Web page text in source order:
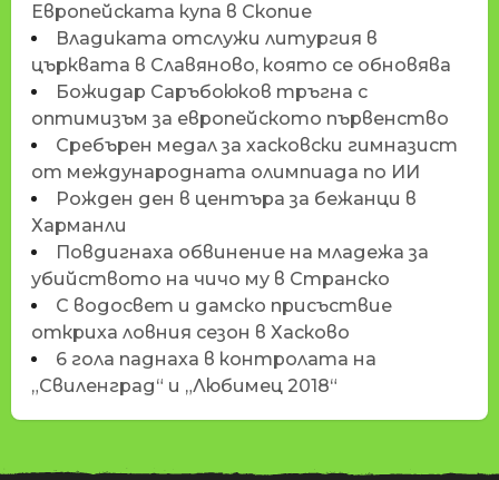
Европейската купа в Скопие
Владиката отслужи литургия в
църквата в Славяново, която се обновява
Божидар Саръбоюков тръгна с
оптимизъм за европейското първенство
Сребърен медал за хасковски гимназист
от международната олимпиада по ИИ
Рожден ден в центъра за бежанци в
Харманли
Повдигнаха обвинение на младежа за
убийството на чичо му в Странско
С водосвет и дамско присъствие
откриха ловния сезон в Хасково
6 гола паднаха в контролата на
„Свиленград“ и „Любимец 2018“